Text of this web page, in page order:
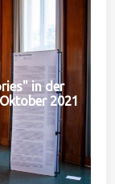
in der
2021